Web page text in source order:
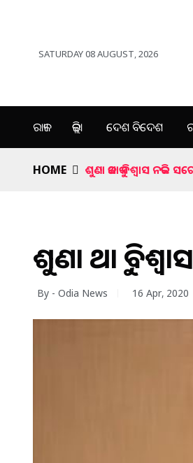
SATURDAY 08 AUGUST, 2026
ରାଜ୍ୟ ଜିଲ୍ଲା ଦେଶ ବିଦେଶ
HOME ଶୁଣା କଥାକୁ ବିଶ୍ୱାସ ନକରି
ଶୁଣା କଥାକୁ
By - Odia News 16 Apr, 2020